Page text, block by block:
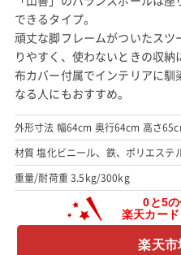
できるタイプ。
頑丈な脚フレームがついたス
りやすく、使わないときの収納
布カバー付属でインテリアに馴
なる人にもおすすめ。
外形寸法 幅64cm 奥行64cm 高さ
材質 塩化ビニール、鉄、ポリエステ
重量/耐荷重 3.5kg/300kg
楽天市